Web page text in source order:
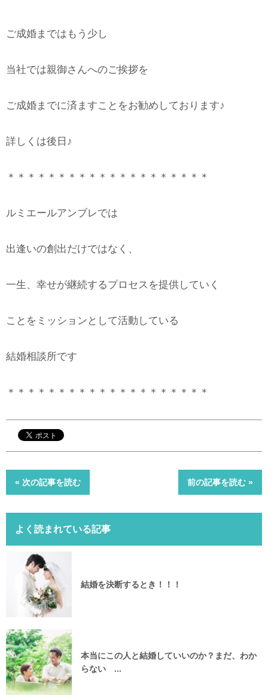
ご成婚まではもう少し
当社では親御さんへのご挨拶を
ご成婚までに済ますことをお勧めしております♪
詳しくは後日♪
＊＊＊＊＊＊＊＊＊＊＊＊＊＊＊＊＊＊＊＊
ルミエールアンブレでは
出逢いの創出だけではなく、
一生、幸せが継続するプロセスを提供していく
ことをミッションとして活動している
結婚相談所です
＊＊＊＊＊＊＊＊＊＊＊＊＊＊＊＊＊＊＊＊
« 次の記事を読む 前の記事を読む »
よく読まれている記事
結婚を決断するとき！！！
本当にこの人と結婚していいのか？まだ、わか
らない ...